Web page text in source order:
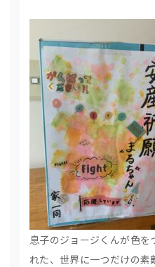
息子のジョージくんが色を
れた、世界に一つだけの素